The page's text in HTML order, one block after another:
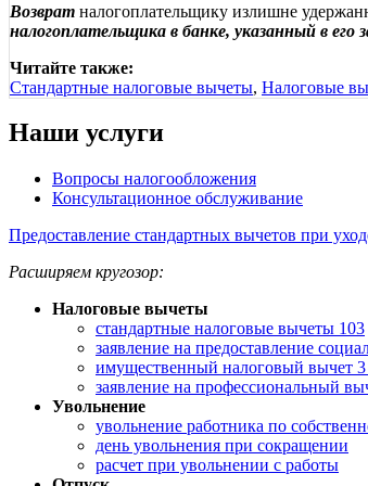
Возврат налогоплательщику излишне
налогоплательщика в банке, указанный в его
Читайте также:
Стандартные налоговые вычеты, Налоговые
Наши услуги
Вопросы налогообложения
Консультационное обслуживание
Предоставление стандартных вычетов при
Расширяем кругозор:
Налоговые вычеты
стандартные налоговые вычеты 103
заявление на предоставление
имущественный налоговый вычет
заявление на профессиональный
Увольнение
увольнение работника по
день увольнения при сокращении
расчет при увольнении с работы